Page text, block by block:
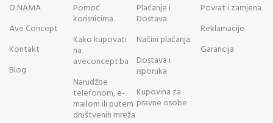
O NAMA
Ave Concept
Kontakt
Blog
Pomoć
korisnicima
Kako kupovati
na
aveconcept.ba
Narudžbe
telefonom, e-
mailom ili putem
društvenih mreža
Plaćanje i
Dostava
Načini plaćanja
Dostava i
isporuka
Kupovina za
pravne osobe
Povrat i zamjena
Reklamacije
Garancija